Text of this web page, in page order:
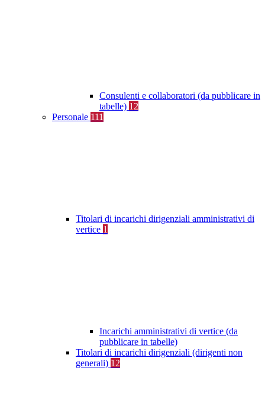
Consulenti e collaboratori (da pubblicare in
tabelle) 12
Personale 111
Titolari di incarichi dirigenziali amministrativi di
vertice 1
Incarichi amministrativi di vertice (da
pubblicare in tabelle)
Titolari di incarichi dirigenziali (dirigenti non
generali) 12